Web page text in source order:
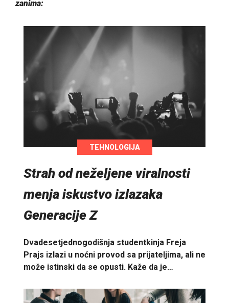
zanima:
TEHNOLOGIJA
Strah od neželjene viralnosti
menja iskustvo izlazaka
Generacije Z
Dvadesetjednogodišnja studentkinja Freja
Prajs izlazi u noćni provod sa prijateljima, ali ne
može istinski da se opusti. Kaže da je…